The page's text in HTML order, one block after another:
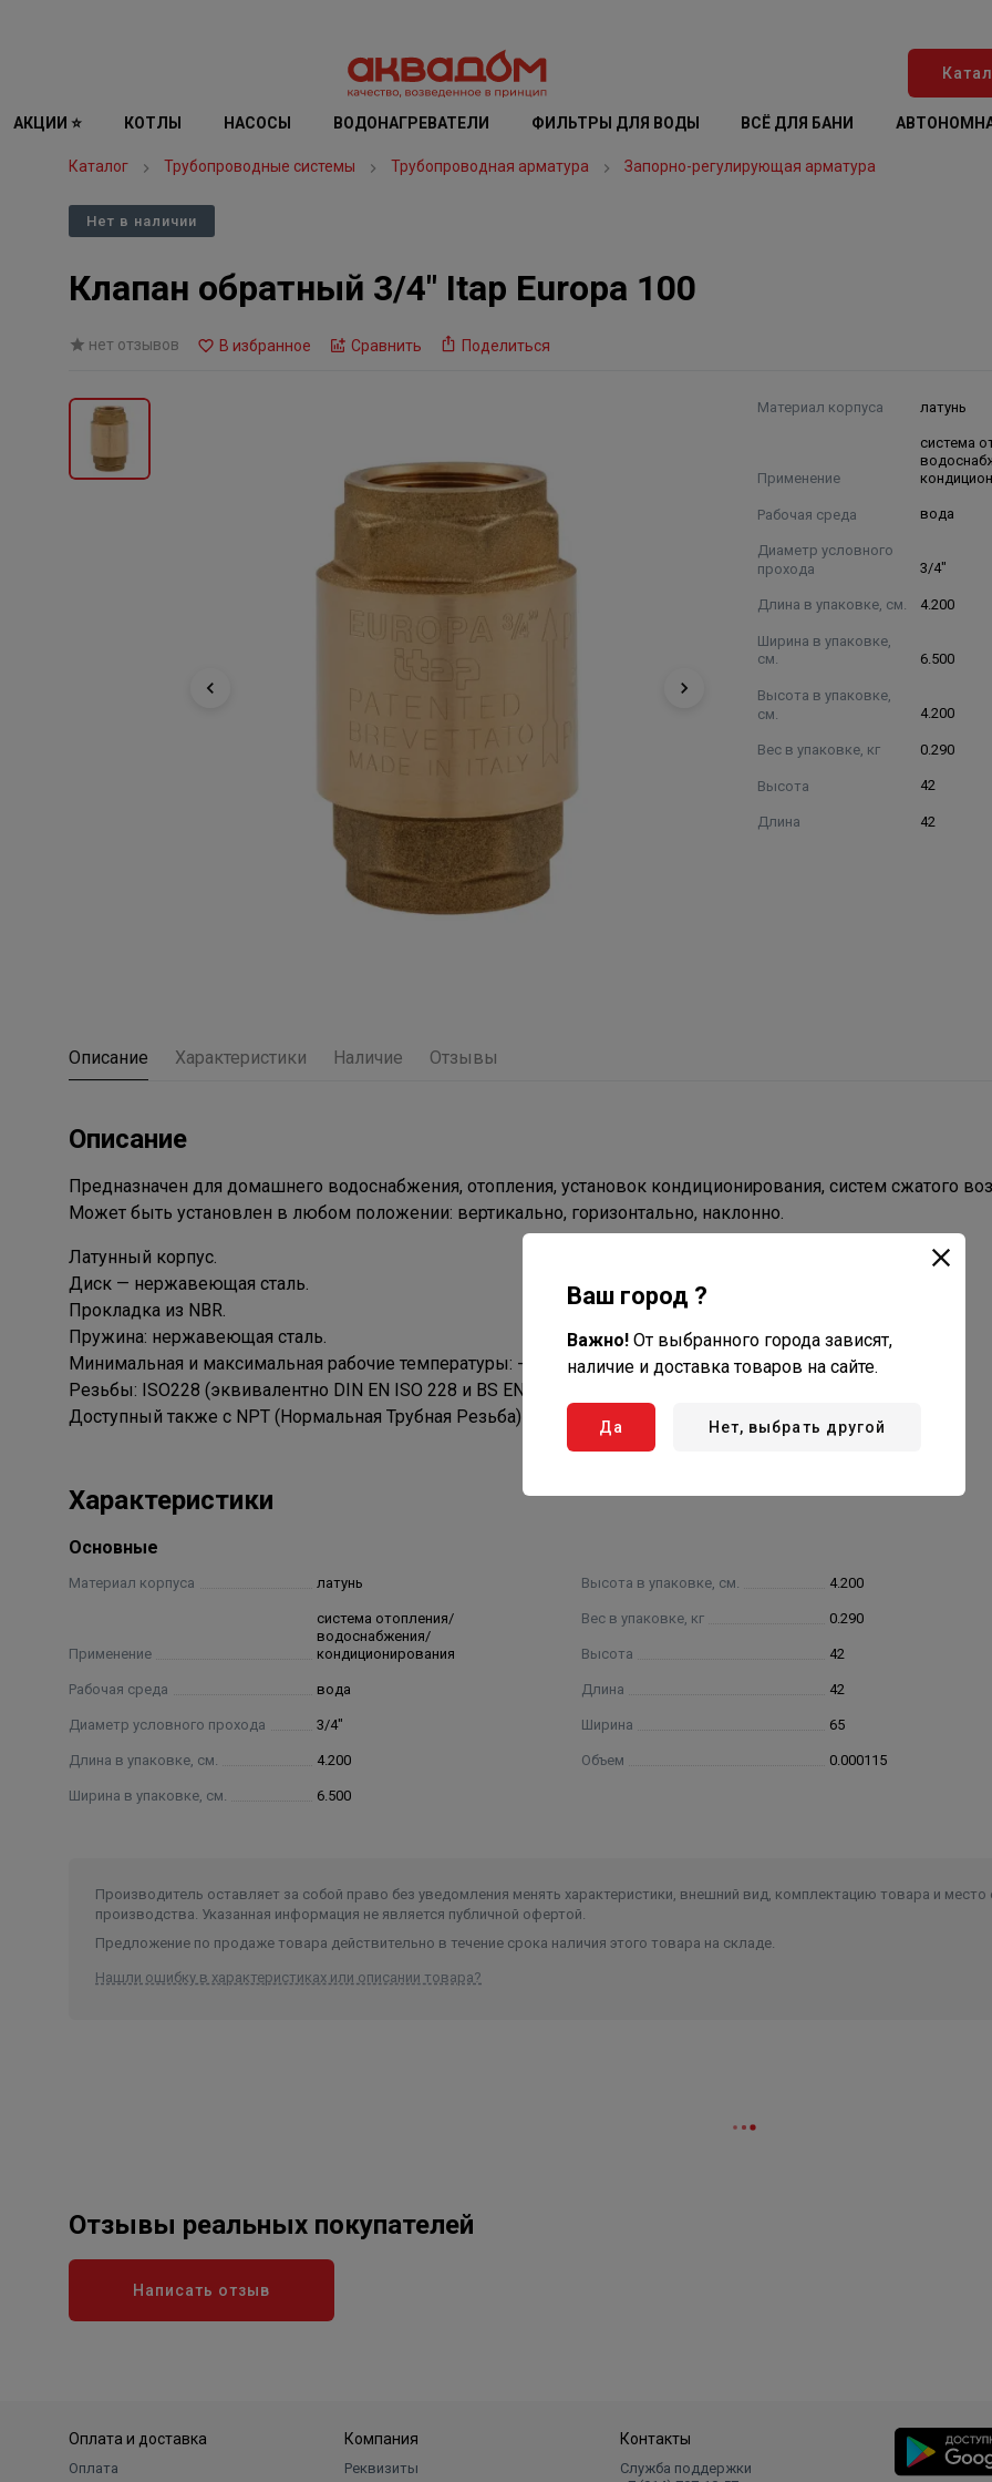
АКЦИИ ⭐ КОТЛЫ НАСОСЫ ВОДОНАГРЕВАТЕЛИ ФИЛЬТРЫ ДЛЯ ВОДЫ ВСЁ ДЛЯ БАНИ
Каталог Трубопроводные системы Трубопроводная арматура Запорно-регулирующая арматура
Нет в наличии
Клапан обратный 3/4" Itap Europa 100
нет отзывов В избранное Сравнить Поделиться
Материал корпуса латунь
Применение
система
Рабочая среда вода
Диаметр условного
прохода
3/4"
Длина в упаковке, см. 4.200
Ширина в упаковке,
см.
6.500
Высота в упаковке,
см.
4.200
Вес в упаковке, кг 0.290
Высота 42
Длина 42
Описание Характеристики Наличие Отзывы
Описание
Предназначен для домашнего водоснабжения, отопления, установок кондиционирования, систем сжатого
Может быть установлен в любом положении: вертикально, горизонтально, наклонно.
Латунный корпус.
Диск — нержавеющая сталь.
Прокладка из NBR.
Пружина: нержавеющая сталь.
Минимальная и максимальная рабочие температуры: -20°C, 100°C°.
Резьбы: ISO228 (эквивалентно DIN EN ISO 228 и BS EN ISO 228).
Доступный также с NPT (Нормальная Трубная Резьба) резьбой в размерах 1/2” — 4”
Характеристики
Основные
Материал корпуса латунь
Применение
система отопления/
водоснабжения/
кондиционирования
Рабочая среда вода
Диаметр условного прохода 3/4"
Длина в упаковке, см. 4.200
Ширина в упаковке, см. 6.500
Высота в упаковке, см. 4.200
Вес в упаковке, кг 0.290
Высота 42
Длина 42
Ширина 65
Объем 0.000115
Производитель оставляет за собой право без уведомления менять характеристики, внешний вид, комплектацию товара и место
производства. Указанная информация не является публичной офертой.
Предложение по продаже товара действительно в течение срока наличия этого товара на складе.
Нашли ошибку в характеристиках или описании товара?
Отзывы реальных покупателей
Написать отзыв
Оплата и доставка
Оплата
Компания
Реквизиты
Контакты
Служба поддержки
Ваш город ?
Важно! От выбранного города зависят,
наличие и доставка товаров на сайте.
Да Нет, выбрать другой